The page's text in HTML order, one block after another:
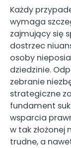
Każdy
wymaga
zajmujący się
dostrzec
osoby
dziedzinie.
zebranie
strategiczne
fundament
wsparcia
w tak
trudne, a